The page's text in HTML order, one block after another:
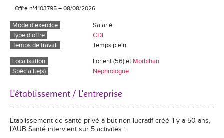
Offre n°4103795 – 08/08/2026
Mode d'exercice
Salarié
Type d'offre
CDI
Temps de travail
Temps plein
Localisation
Lorient (56) et Morbihan
Spécialité(s)
Néphrologue
L'établissement / L'entreprise
Etablissement de santé privé à but non lucratif créé il y a 50 ans,
l’AUB Santé intervient sur 5 activités :